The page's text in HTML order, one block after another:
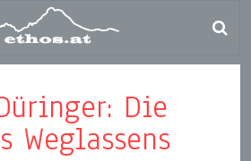
Die
Weglassens